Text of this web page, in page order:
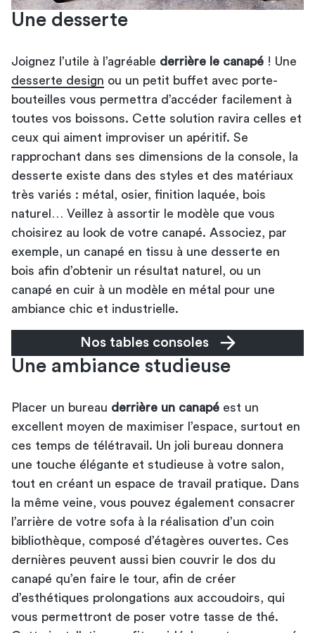
Une desserte
Joignez l’utile à l’agréable derrière le canapé ! Une
desserte design ou un petit buffet avec porte-
bouteilles vous permettra d’accéder facilement à
toutes vos boissons. Cette solution ravira celles et
ceux qui aiment improviser un apéritif. Se
rapprochant dans ses dimensions de la console, la
desserte existe dans des styles et des matériaux
très variés : métal, osier, finition laquée, bois
naturel… Veillez à assortir le modèle que vous
choisirez au look de votre canapé. Associez, par
exemple, un canapé en tissu à une desserte en
bois afin d’obtenir un résultat naturel, ou un
canapé en cuir à un modèle en métal pour une
ambiance chic et industrielle.
Nos tables consoles
Une ambiance studieuse
Placer un bureau derrière un canapé est un
excellent moyen de maximiser l’espace, surtout en
ces temps de télétravail. Un joli bureau donnera
une touche élégante et studieuse à votre salon,
tout en créant un espace de travail pratique. Dans
la même veine, vous pouvez également consacrer
l’arrière de votre sofa à la réalisation d’un coin
bibliothèque, composé d’étagères ouvertes. Ces
dernières peuvent aussi bien couvrir le dos du
canapé qu’en faire le tour, afin de créer
d’esthétiques prolongations aux accoudoirs, qui
vous permettront de poser votre tasse de thé.